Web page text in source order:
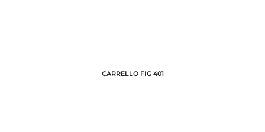
CARRELLO FIG 401